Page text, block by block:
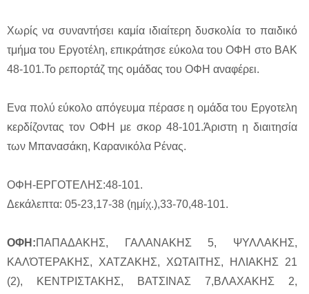
Χωρίς να συναντήσει καμία ιδιαίτερη δυσκολία το παιδικό
τμήμα του Εργοτέλη, επικράτησε εύκολα του ΟΦΗ στο ΒΑΚ
48-101.Το ρεπορτάζ της ομάδας του ΟΦΗ αναφέρει.
Eνα πολύ εύκολο απόγευμα πέρασε η ομάδα του Eργοτελη
κερδίζοντας τον ΟΦΗ με σκορ 48-101.Άριστη η διαιτησία
των Μπανασάκη, Καρανικόλα Ρένας.
ΟΦΗ-ΕΡΓΟΤΕΛΗΣ:48-101.
Δεκάλεπτα: 05-23,17-38 (ημίχ.),33-70,48-101.
ΟΦΗ:ΠΑΠΑΔΑΚΗΣ, ΓΑΛΑΝΑΚΗΣ 5, ΨΥΛΛΑΚΗΣ,
ΚΑΛΌΤΕΡΑΚΗΣ, ΧΑΤΖΑΚΗΣ, ΧΩΤΑΙΤΗΣ, ΗΛΙΑΚΗΣ 21
(2), ΚΕΝΤΡΙΣΤΑΚΗΣ, ΒΑΤΣΙΝΑΣ 7,ΒΛΑΧΑΚΗΣ 2,